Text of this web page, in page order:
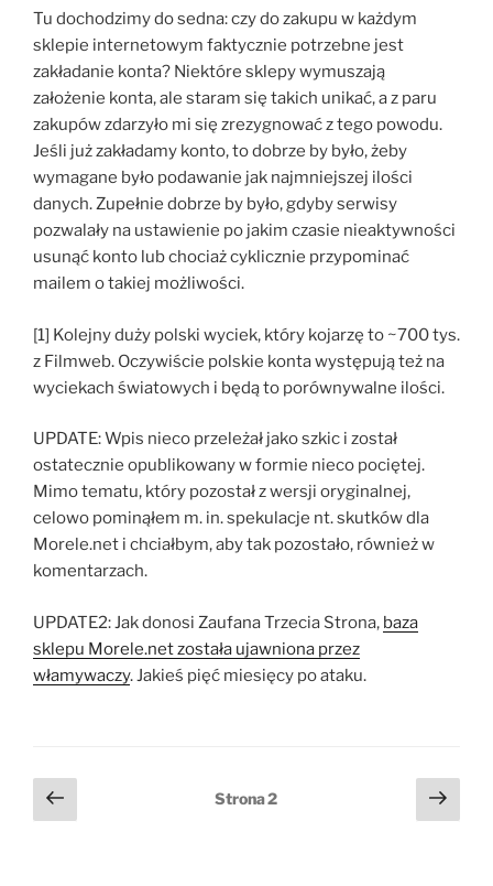
Tu dochodzimy do sedna: czy do zakupu w każdym
sklepie internetowym faktycznie potrzebne jest
zakładanie konta? Niektóre sklepy wymuszają
założenie konta, ale staram się takich unikać, a z paru
zakupów zdarzyło mi się zrezygnować z tego powodu.
Jeśli już zakładamy konto, to dobrze by było, żeby
wymagane było podawanie jak najmniejszej ilości
danych. Zupełnie dobrze by było, gdyby serwisy
pozwalały na ustawienie po jakim czasie nieaktywności
usunąć konto lub chociaż cyklicznie przypominać
mailem o takiej możliwości.
[1] Kolejny duży polski wyciek, który kojarzę to ~700 tys.
z Filmweb. Oczywiście polskie konta występują też na
wyciekach światowych i będą to porównywalne ilości.
UPDATE: Wpis nieco przeleżał jako szkic i został
ostatecznie opublikowany w formie nieco pociętej.
Mimo tematu, który pozostał z wersji oryginalnej,
celowo pominąłem m. in. spekulacje nt. skutków dla
Morele.net i chciałbym, aby tak pozostało, również w
komentarzach.
UPDATE2: Jak donosi Zaufana Trzecia Strona, baza
sklepu Morele.net została ujawniona przez
włamywaczy. Jakieś pięć miesięcy po ataku.
Stronicowanie
wpisów
Poprzednia
strona
Strona2